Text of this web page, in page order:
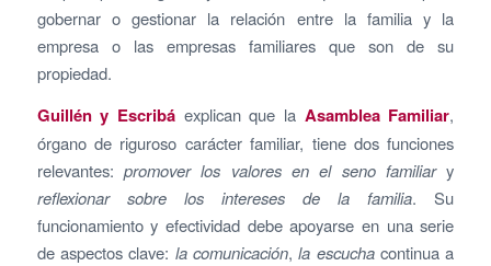
gobernar o gestionar la relación entre la familia y la
empresa o las empresas familiares que son de su
propiedad.
Guillén y Escribáexplican que la Asamblea Familiar,
órgano de riguroso carácter familiar, tiene dos funciones
relevantes: promover los valores en el seno familiary
reflexionar sobre los intereses de la familia. Su
funcionamiento y efectividad debe apoyarse en una serie
de aspectos clave: la comunicación,la escuchacontinua a